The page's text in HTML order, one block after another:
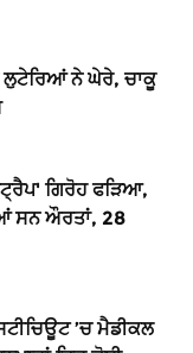
ਲੁਟੇਰਿਆਂ ਨੇ ਘੇਰੇ, ਚਾਕੂ
ਗਿਰੋਹ ਫੜਿਆ,
ਸਨ ਔਰਤਾਂ, 28
’ਚ ਮੈਡੀਕਲ